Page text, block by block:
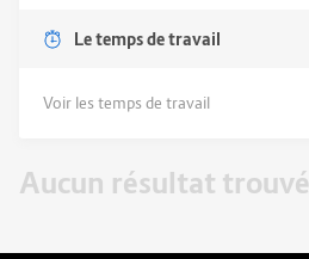
Le temps de travail
Voir les temps de travail
Aucun résultat trouvé